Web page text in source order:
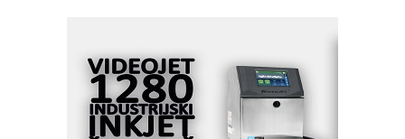
Fleksibilno stezanje i brzo
podešavanje u proizvodnji prototipova
KIP KOP – napredna rešenja za
savremene industrijske i logističke
objekte